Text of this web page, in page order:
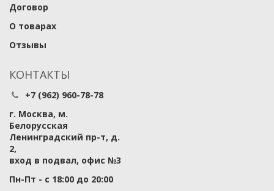
Договор
О товарах
Отзывы
КОНТАКТЫ
+7 (962) 960-78-78
г. Москва, м.
Белорусская
Ленинградский пр-т, д.
2,
вход в подвал, офис №3
Пн-Пт - с 18:00 до 20:00